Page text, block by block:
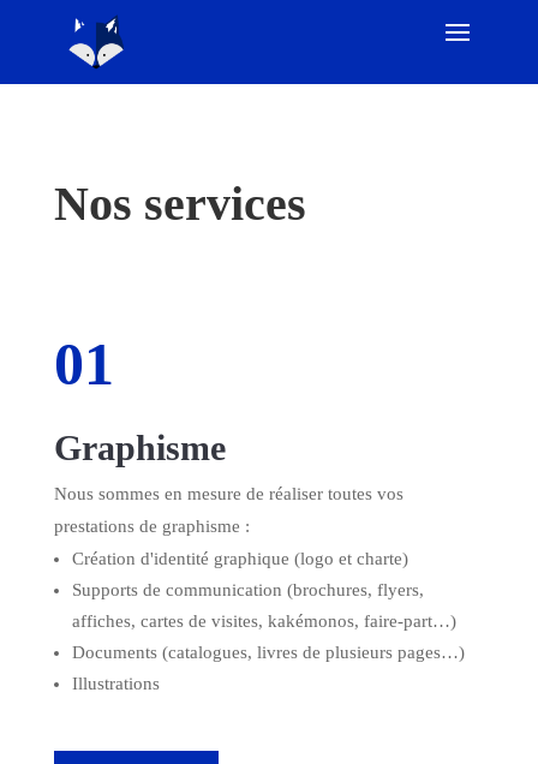
Nos services
01
Graphisme
Nous sommes en mesure de réaliser toutes vos
prestations de graphisme :
Création d'identité graphique (logo et charte)
Supports de communication (brochures, flyers,
affiches, cartes de visites, kakémonos, faire-part…)
Documents (catalogues, livres de plusieurs pages…)
Illustrations